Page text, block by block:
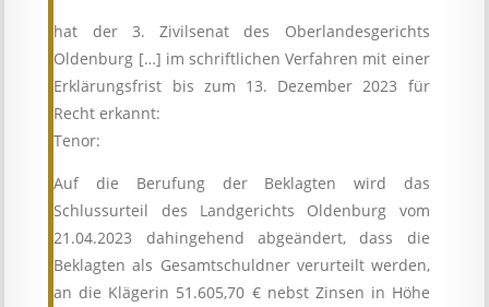
hat der 3. Zivilsenat des Oberlandesgerichts
Oldenburg […] im schriftlichen Verfahren mit einer
Erklärungsfrist bis zum 13. Dezember 2023 für
Recht erkannt:
Tenor:
Auf die Berufung der Beklagten wird das
Schlussurteil des Landgerichts Oldenburg vom
21.04.2023 dahingehend abgeändert, dass die
Beklagten als Gesamtschuldner verurteilt werden,
an die Klägerin 51.605,70 € nebst Zinsen in Höhe